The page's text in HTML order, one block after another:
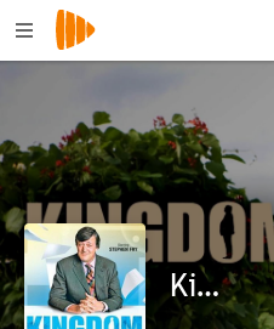
Kingdom